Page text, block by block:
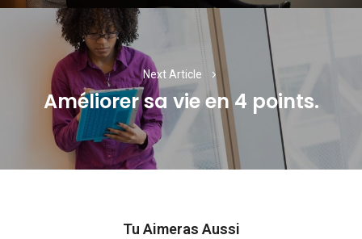
Next Article
Next
post:
Améliorer sa vie en 4 points.
Tu Aimeras Aussi